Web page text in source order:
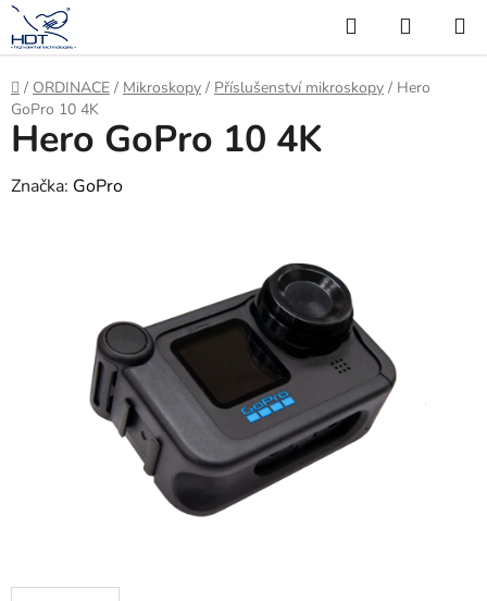
Přejít
na
obsah
Hledat
KOŠÍK
Domů
/ ORDINACE / Mikroskopy / Příslušenství mikroskopy / Hero
GoPro 10 4K
Hero GoPro 10 4K
Značka: GoPro